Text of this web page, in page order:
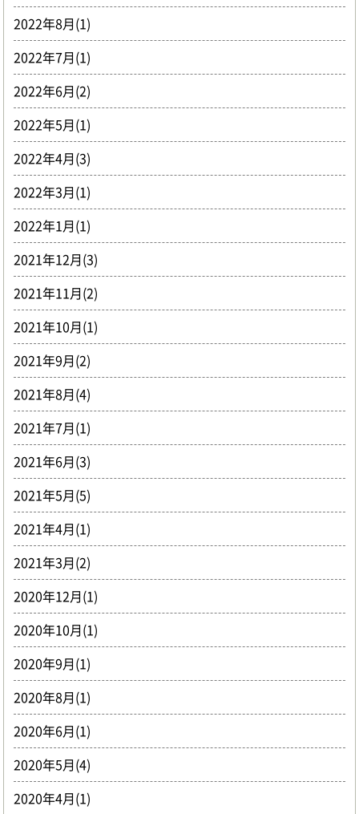
2022年8月(1)
2022年7月(1)
2022年6月(2)
2022年5月(1)
2022年4月(3)
2022年3月(1)
2022年1月(1)
2021年12月(3)
2021年11月(2)
2021年10月(1)
2021年9月(2)
2021年8月(4)
2021年7月(1)
2021年6月(3)
2021年5月(5)
2021年4月(1)
2021年3月(2)
2020年12月(1)
2020年10月(1)
2020年9月(1)
2020年8月(1)
2020年6月(1)
2020年5月(4)
2020年4月(1)